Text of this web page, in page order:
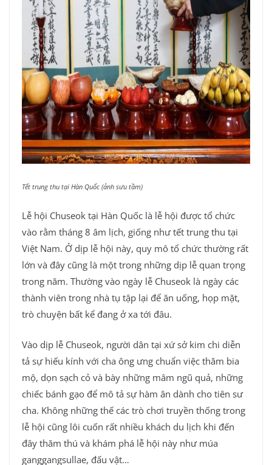
Tết trung thu tại Hàn Quốc (ảnh sưu tầm)
Lễ hội Chuseok tại Hàn Quốc là lễ hội được tổ chức
vào rằm tháng 8 âm lịch, giống như tết trung thu tại
Việt Nam. Ở dịp lễ hội này, quy mô tổ chức thường rất
lớn và đây cũng là một trong những dịp lễ quan trọng
trong năm. Thường vào ngày lễ Chuseok là ngày các
thành viên trong nhà tụ tập lại để ăn uống, họp mặt,
trò chuyện bất kể đang ở xa tới đâu.
Vào dịp lễ Chuseok, người dân tại xứ sở kim chi diễn
tả sự hiếu kính với cha ông ưng chuẩn việc thăm bia
mộ, dọn sạch cỏ và bày những mâm ngũ quả, những
chiếc bánh gạo để mô tả sự hàm ân dành cho tiên sư
cha. Không những thế các trò chơi truyền thống trong
lễ hội cũng lôi cuốn rất nhiều khách du lịch khi đến
đây thăm thú và khám phá lễ hội này như múa
ganggangsullae, đấu vật…